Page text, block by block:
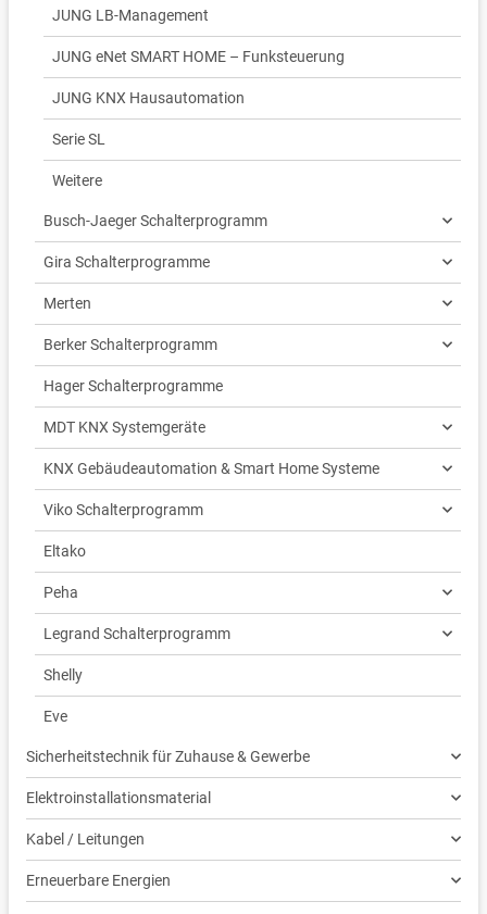
JUNG LB-Management
JUNG eNet SMART HOME – Funksteuerung
JUNG KNX Hausautomation
Serie SL
Weitere
Busch-Jaeger Schalterprogramm
Gira Schalterprogramme
Merten
Berker Schalterprogramm
Hager Schalterprogramme
MDT KNX Systemgeräte
KNX Gebäudeautomation & Smart Home Systeme
Viko Schalterprogramm
Eltako
Peha
Legrand Schalterprogramm
Shelly
Eve
Sicherheitstechnik für Zuhause & Gewerbe
Elektroinstallationsmaterial
Kabel / Leitungen
Erneuerbare Energien